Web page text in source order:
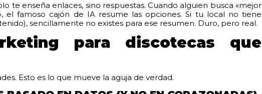
te enseña enlaces, sino respuestas. Cuando alguien busca «mejor
el famoso cajón de IA resume las opciones. Si tu local no tiene
sencillamente no existes para ese resumen. Duro, pero real.
para discotecas que
Esto es lo que mueve la aguja de verdad.